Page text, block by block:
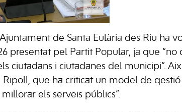
de Santa Eulària des Riu ha
presentat pel Partit Popular, ja que “no
ciutadans i ciutadanes del municipi”.
Ripoll, que ha criticat un model de
els serveis públics”.